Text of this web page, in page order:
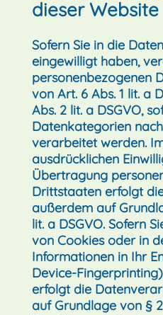
dieser Website
Sofern Sie in die
eingewilligt haben,
personenbezogenen
von Art. 6 Abs. 1 lit. a
Abs. 2 lit. a DSGVO,
Datenkategorien nach
verarbeitet werden.
ausdrücklichen
Übertragung
Drittstaaten erfolgt
außerdem auf
lit. a DSGVO. Sofern
von Cookies oder in
Informationen in Ihr
Device-
erfolgt die
auf Grundlage von §